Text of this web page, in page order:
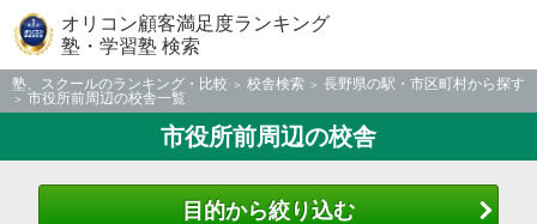
オリコン顧客満足度ランキング
塾・学習塾 検索
塾、スクールのランキング・比較 校舎検索
長野県の駅・市区町村から探す
市役所前周辺の校舎一覧
市役所前周辺の校舎
目的から絞り込む